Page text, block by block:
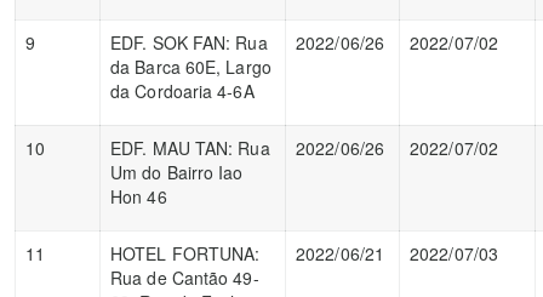
9
EDF. SOK FAN: Rua
da Barca 60E, Largo
da Cordoaria 4-6A
2022/06/26 2022/07/02
10
EDF. MAU TAN: Rua
Um do Bairro Iao
Hon 46
2022/06/26 2022/07/02
11
HOTEL FORTUNA:
Rua de Cantão 49-
2022/06/21 2022/07/03